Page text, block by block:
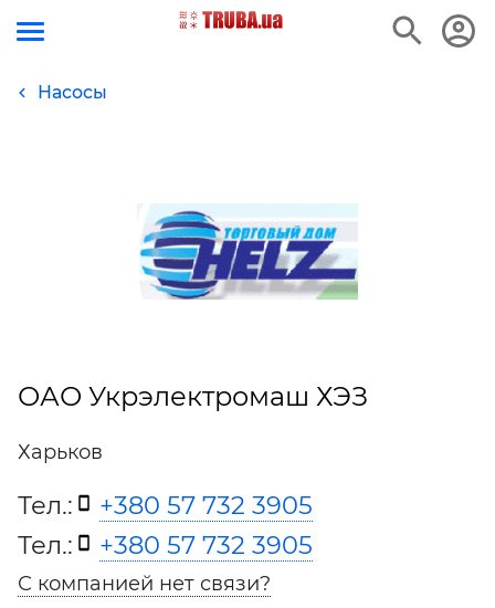
Насосы
ОАО Укрэлектромаш ХЭЗ
Харьков
Тел.:
+380 57 732 3905
Тел.:
+380 57 732 3905
С компанией нет связи?